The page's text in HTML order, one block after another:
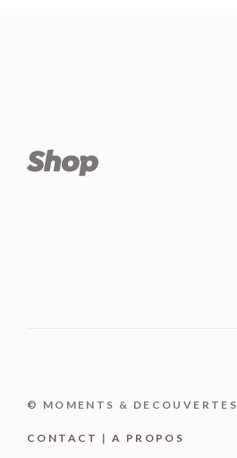
© MOMENTS & DECOUVERTES
CONTACT |A PROPOS